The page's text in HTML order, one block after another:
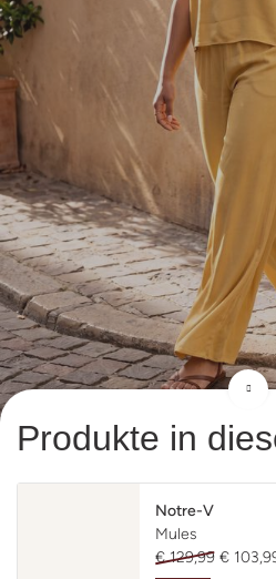
Produkte in
Notre-V
Mules
€ 129,99 €